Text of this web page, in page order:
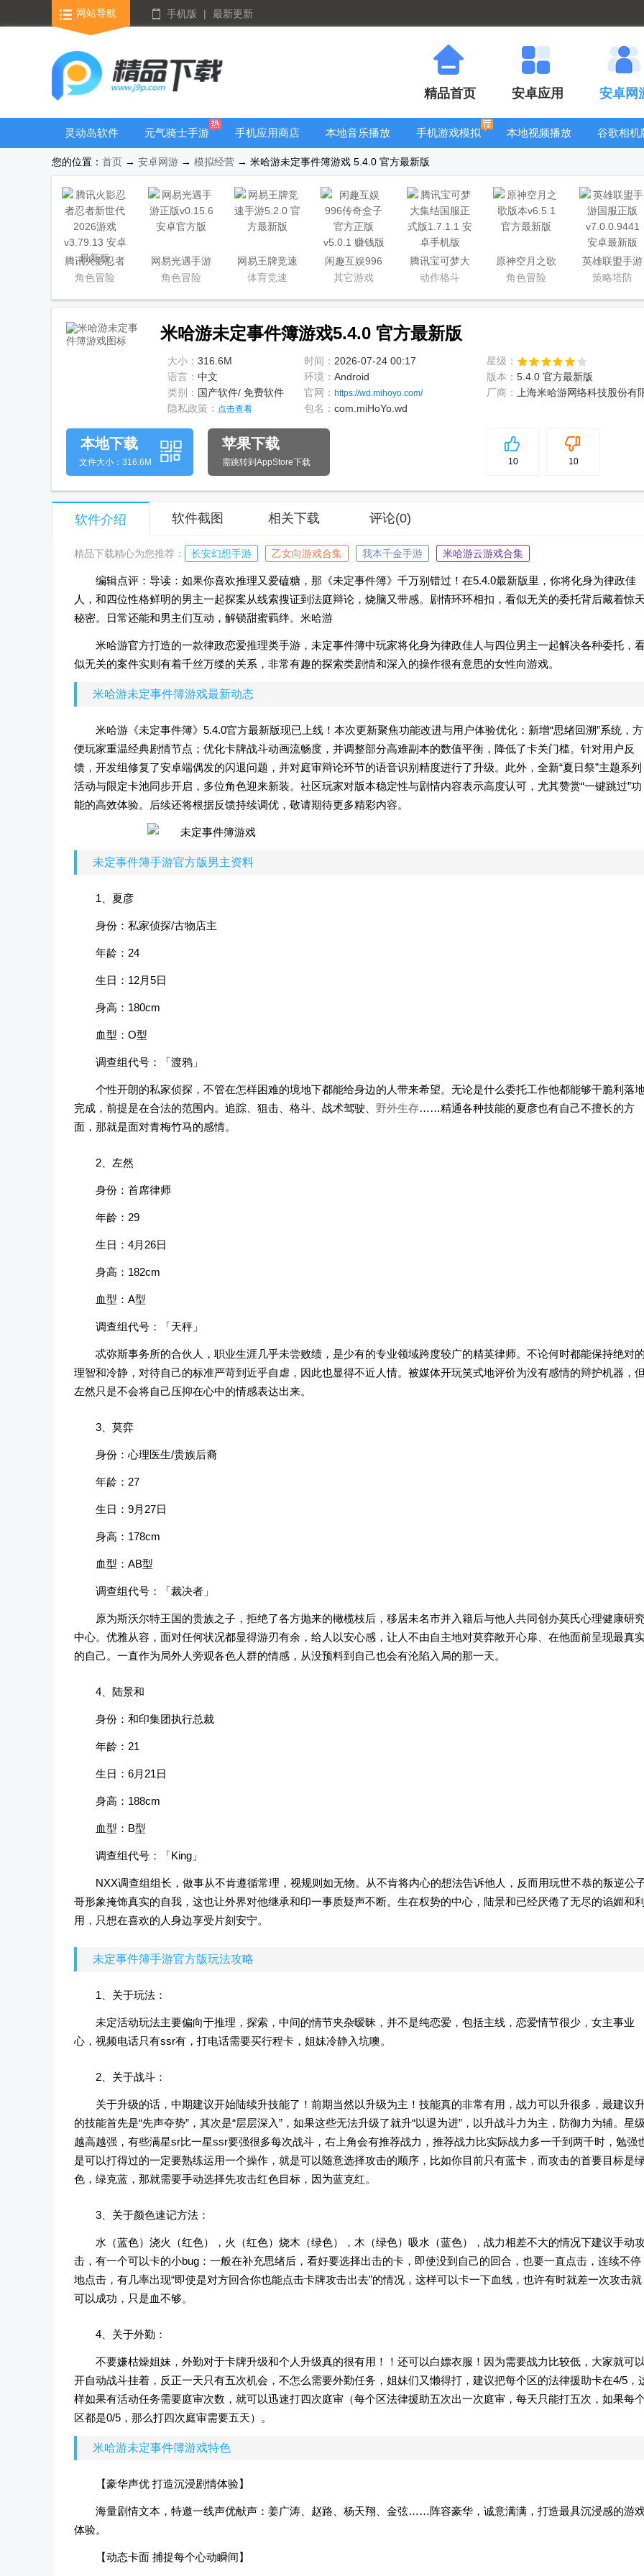
网站导航 手机版 | 最新更新
精品首页 安卓应用 安卓网
灵动岛软件
元气骑士手游
手机应用商店
本地音乐播放
手机游戏模拟
器安卓版合集
本地视频播放
谷歌相机
您的位置： 首页 → 安卓网游 → 模拟经营 → 米哈游未定事件簿游戏 5.4.0 官方最新版
腾讯火影忍者
忍者新世代
角色冒险
网易光遇手游
正版
角色冒险
网易王牌竞速
手游
体育竞速
闲趣互娱996
传奇盒子官方
其它游戏
腾讯宝可梦大
集结国服正式
动作格斗
原神空月之歌
版本
角色冒险
英雄联盟手游
国服正版
策略塔防
米哈游未定事件簿游戏5.4.0 官方最新版
大小： 316.6M 时间： 2026-07-24 00:17
星级：
语言： 中文 环境： Android 版本： 5.4.0 官方最新版
类别： 国产软件/ 免费软件 官网： https://wd.mihoyo.com/ 厂商：
上海米哈游网络科技股份有
隐私政策： 点击查看 包名： com.miHoYo.wd
5
10 10
本地下载
文件大小：316.6M
苹果下载
需跳转到AppStore下载
软件介绍 软件截图 相关下载 评论(0)
精品下载精心为您推荐： 长安幻想手游 乙女向游戏合集 我本千金手游 米哈游云游戏合集
编辑点评：导读：如果你喜欢推理又爱磕糖，那《未定事件簿》千万别错过！在5.4.0最新版里，你将化身为律政佳
人，和四位性格鲜明的男主一起探案从线索搜证到法庭辩论，烧脑又带感。剧情环环相扣，看似无关的委托背后藏着惊天
秘密。日常还能和男主们互动，解锁甜蜜羁绊。米哈游
米哈游官方打造的一款律政恋爱推理类手游，未定事件簿中玩家将化身为律政佳人与四位男主一起解决各种委托，
似无关的案件实则有着千丝万缕的关系，非常有趣的探索类剧情和深入的操作很有意思的女性向游戏。
米哈游未定事件簿游戏最新动态
米哈游《未定事件簿》5.4.0官方最新版现已上线！本次更新聚焦功能改进与用户体验优化：新增“思绪回溯”系统，方
便玩家重温经典剧情节点；优化卡牌战斗动画流畅度，并调整部分高难副本的数值平衡，降低了卡关门槛。针对用户反
馈，开发组修复了安卓端偶发的闪退问题，并对庭审辩论环节的语音识别精度进行了升级。此外，全新“夏日祭”主题系列
活动与限定卡池同步开启，多位角色迎来新装。社区玩家对版本稳定性与剧情内容表示高度认可，尤其赞赏“一键跳过”功
能的高效体验。后续还将根据反馈持续调优，敬请期待更多精彩内容。
未定事件簿手游官方版男主资料
1、夏彦
身份：私家侦探/古物店主
年龄：24
生日：12月5日
身高：180cm
血型：O型
调查组代号：「渡鸦」
个性开朗的私家侦探，不管在怎样困难的境地下都能给身边的人带来希望。无论是什么委托工作他都能够干脆利落
完成，前提是在合法的范围内。追踪、狙击、格斗、战术驾驶、 野外生存……精通各种技能的夏彦也有自己不擅长的方
面，那就是面对青梅竹马的感情。
2、左然
身份：首席律师
年龄：29
生日：4月26日
身高：182cm
血型：A型
调查组代号：「天秤」
忒弥斯事务所的合伙人，职业生涯几乎未尝败绩，是少有的专业领域跨度较广的精英律师。不论何时都能保持绝对的
理智和冷静，对待自己的标准严苛到近乎自虐，因此也显得不近人情。被媒体开玩笑式地评价为没有感情的辩护机器，但
左然只是不会将自己压抑在心中的情感表达出来。
3、莫弈
身份：心理医生/贵族后裔
年龄：27
生日：9月27日
身高：178cm
血型：AB型
调查组代号：「裁决者」
原为斯沃尔特王国的贵族之子，拒绝了各方抛来的橄榄枝后，移居未名市并入籍后与他人共同创办莫氏心理健康研
中心。优雅从容，面对任何状况都显得游刃有余，给人以安心感，让人不由自主地对莫弈敞开心扉、在他面前呈现最真
的自己。一直作为局外人旁观各色人群的情感，从没预料到自己也会有沦陷入局的那一天。
4、陆景和
身份：和印集团执行总裁
年龄：21
生日：6月21日
身高：188cm
血型：B型
调查组代号：「King」
NXX调查组组长，做事从不肯遵循常理，视规则如无物。从不肯将内心的想法告诉他人，反而用玩世不恭的叛逆公
哥形象掩饰真实的自我，这也让外界对他继承和印一事质疑声不断。生在权势的中心，陆景和已经厌倦了无尽的谄媚和利
用，只想在喜欢的人身边享受片刻安宁。
未定事件簿手游官方版玩法攻略
1、关于玩法：
未定活动玩法主要偏向于推理，探索，中间的情节夹杂暧昧，并不是纯恋爱，包括主线，恋爱情节很少，女主事业
心，视频电话只有ssr有，打电话需要买行程卡，姐妹冷静入坑噢。
2、关于战斗：
关于升级的话，中期建议开始陆续升技能了！前期当然以升级为主！技能真的非常有用，战力可以升很多，最建议
的技能首先是“先声夺势”，其次是“层层深入”，如果这些无法升级了就升“以退为进”，以升战斗力为主，防御力为辅。星级
越高越强，有些满星sr比一星ssr要强很多每次战斗，右上角会有推荐战力，推荐战力比实际战力多一千到两千时，勉强
是可以打得过的一定要熟练运用一个操作，就是可以随意选择攻击的顺序，比如你目前只有蓝卡，而攻击的首要目标是
色，绿克蓝，那就需要手动选择先攻击红色目标，因为蓝克红。
3、关于颜色速记方法：
水（蓝色）浇火（红色），火（红色）烧木（绿色），木（绿色）吸水（蓝色），战力相差不大的情况下建议手动
击，有一个可以卡的小bug：一般在补充思绪后，看好要选择出击的卡，即使没到自己的回合，也要一直点击，连续不停
地点击，有几率出现“即使是对方回合你也能点击卡牌攻击出去”的情况，这样可以卡一下血线，也许有时就差一次攻击就
可以成功，只是血不够。
4、关于外勤：
不要嫌枯燥姐妹，外勤对于卡牌升级和个人升级真的很有用！！还可以白嫖衣服！因为需要战力比较低，大家就可以
开自动战斗挂着，反正一天只有五次机会，不怎么需要外勤任务，姐妹们又懒得打，建议把每个区的法律援助卡在4/5，
样如果有活动任务需要庭审次数，就可以迅速打四次庭审（每个区法律援助五次出一次庭审，每天只能打五次，如果每个
区都是0/5，那么打四次庭审需要五天）。
米哈游未定事件簿游戏特色
【豪华声优 打造沉浸剧情体验】
海量剧情文本，特邀一线声优献声：姜广涛、赵路、杨天翔、金弦……阵容豪华，诚意满满，打造最具沉浸感的游
体验。
【动态卡面 捕捉每个心动瞬间】